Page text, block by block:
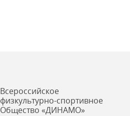
Всероссийское
физкультурно-спортивное
Общество «ДИНАМО»